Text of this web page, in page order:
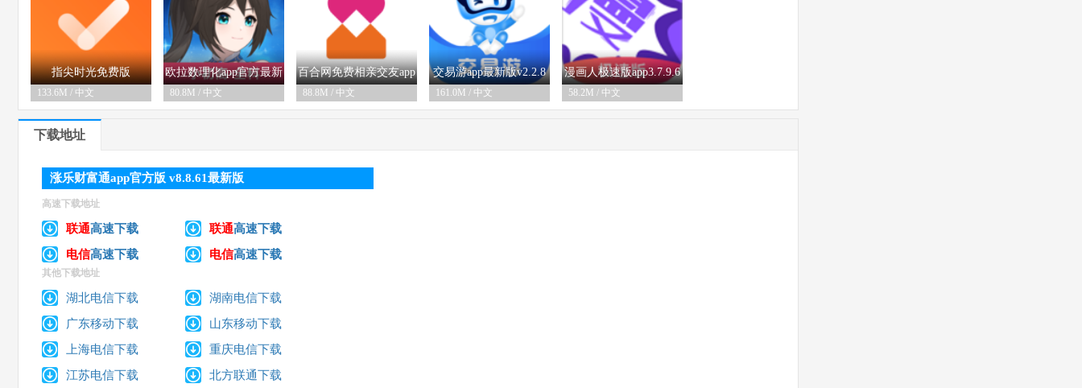
指尖时光免费版
appv9.1.10安卓版
133.6M / 中文
06-05
欧拉数理化app官方最新
80.8M / 中文
03-05
百合网免费相亲交友app
88.8M / 中文
06-25
交易游app最新版v2.2.8
161.0M / 中文
02-26
漫画人极速版app3.7.9.6
58.2M / 中文
02-26
下载地址
涨乐财富通app官方版 v8.8.61最新版
高速下载地址
联通高速下载 联通高速下载
电信高速下载 电信高速下载
其他下载地址
湖北电信下载
湖南电信下载
广东移动下载
山东移动下载
上海电信下载
重庆电信下载
江苏电信下载
北方联通下载